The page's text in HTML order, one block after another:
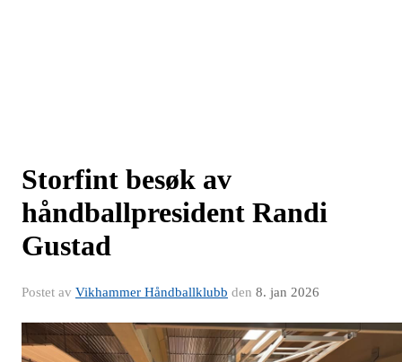
Storfint besøk av
håndballpresident Randi
Gustad
Postet av Vikhammer Håndballklubb den 8. jan 2026